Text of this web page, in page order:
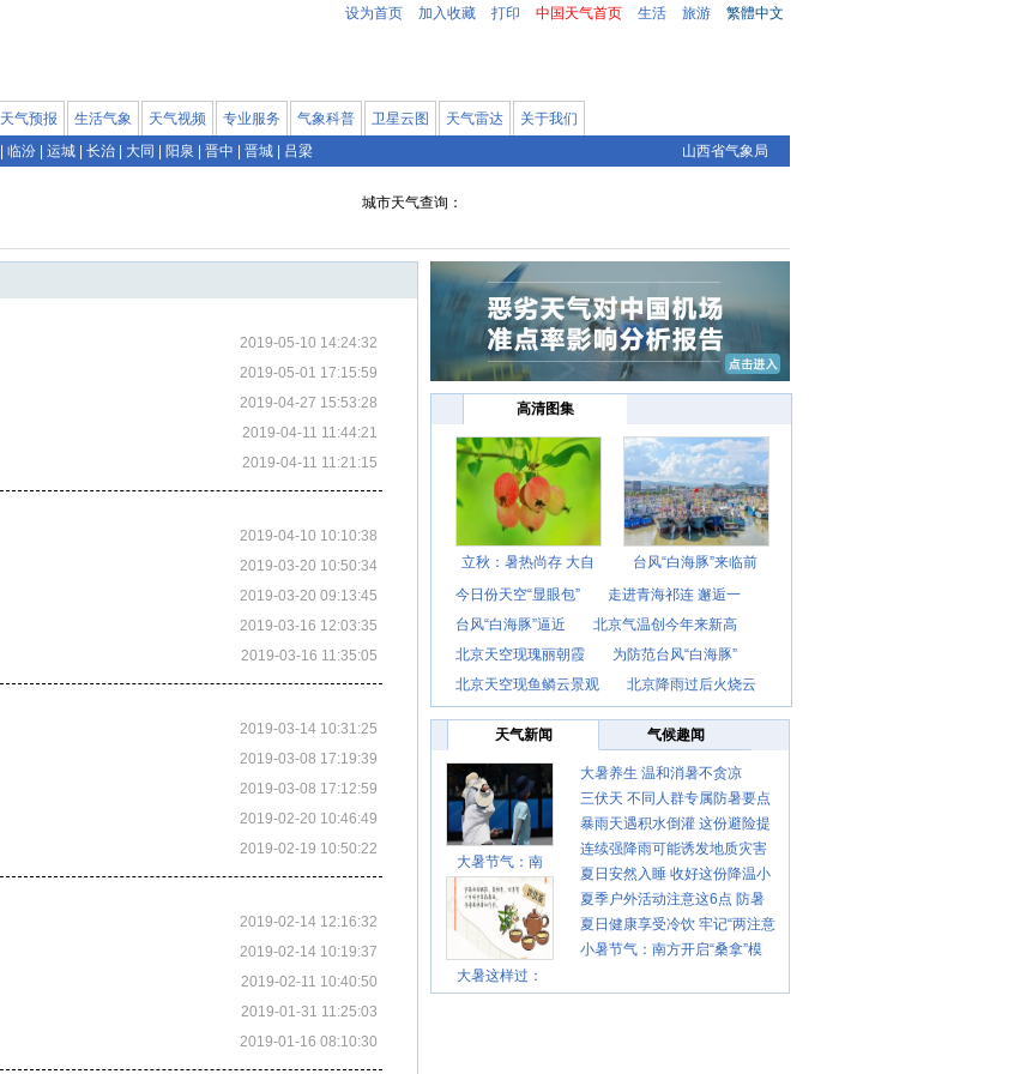
设为首页 加入收藏 打印 中国天气首页 生活 旅游 繁體中文
天气预报 生活气象 天气视频 专业服务 气象科普 卫星云图 天气雷达
关于我们
临汾 运城 长治 大同 阳泉 晋中 晋城 吕梁 山西省气象局
城市天气查询：
2019-05-10 14:24:32
2019-05-01 17:15:59
2019-04-27 15:53:28
2019-04-11 11:44:21
2019-04-11 11:21:15
2019-04-10 10:10:38
2019-03-20 10:50:34
2019-03-20 09:13:45
2019-03-16 12:03:35
2019-03-16 11:35:05
2019-03-14 10:31:25
2019-03-08 17:19:39
2019-03-08 17:12:59
2019-02-20 10:46:49
2019-02-19 10:50:22
2019-02-14 12:16:32
2019-02-14 10:19:37
2019-02-11 10:40:50
2019-01-31 11:25:03
2019-01-16 08:10:30
高清图集
立秋：暑热尚存 大自
台风“白海豚”来临前
今日份天空“显眼包”
走进青海祁连 邂逅一
台风“白海豚”逼近
北京气温创今年来新高
北京天空现瑰丽朝霞
为防范台风“白海豚”
北京天空现鱼鳞云景观
北京降雨过后火烧云
天气新闻
气候趣闻
大暑节气：南
大暑这样过：
大暑养生 温和消暑不贪凉
三伏天 不同人群专属防暑要点
请收好
暴雨天遇积水倒灌 这份避险提
示请收好
连续强降雨可能诱发地质灾害
这些前兆要知道
夏日安然入睡 收好这份降温小
贴士
夏季户外活动注意这6点 防暑
健身两不误
夏日健康享受冷饮 牢记“两注意
一控制”
小暑节气：南方开启“桑拿”模